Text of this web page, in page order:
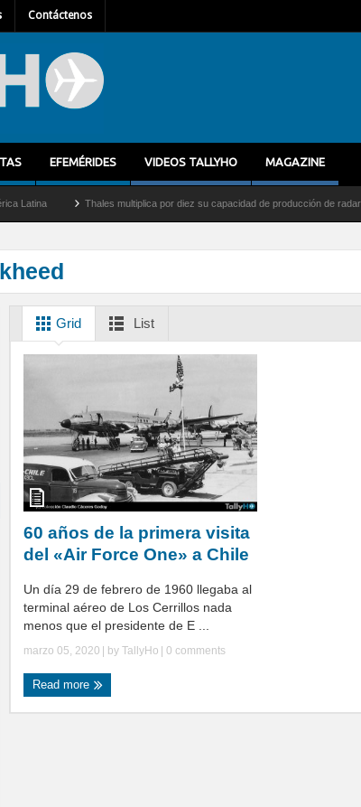
Contáctenos
EFEMÉRIDES VIDEOS TALLYHO MAGAZINE
Thales multiplica por diez su capacidad de producción de radares en
Grid List
60 años de la primera visita
del «Air Force One» a Chile
Un día 29 de febrero de 1960 llegaba al
terminal aéreo de Los Cerrillos nada
menos que el presidente de E ...
marzo 05, 2020 | by TallyHo 0 comments
Read more